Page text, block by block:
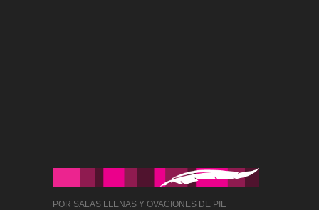
POR SALAS LLENAS Y OVACIONES DE PIE